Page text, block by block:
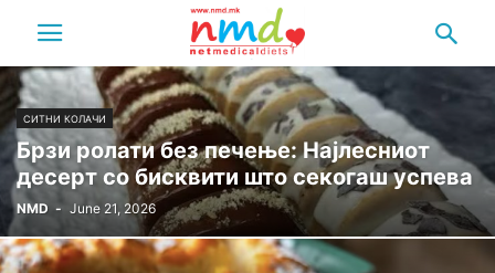
СИТНИ КОЛАЧИ
Брзи ролати без печење: Најлесниот
десерт со бисквити што секогаш успева
NMD - June 21, 2026